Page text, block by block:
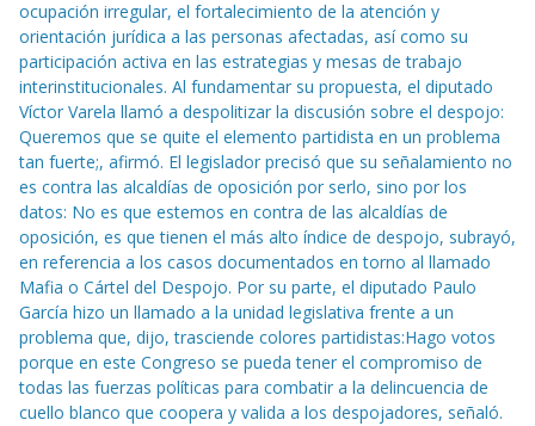
ocupación irregular, el fortalecimiento de la atención y
orientación jurídica a las personas afectadas, así como su
participación activa en las estrategias y mesas de trabajo
interinstitucionales. Al fundamentar su propuesta, el diputado
Víctor Varela llamó a despolitizar la discusión sobre el despojo:
Queremos que se quite el elemento partidista en un problema
tan fuerte;, afirmó. El legislador precisó que su señalamiento no
es contra las alcaldías de oposición por serlo, sino por los
datos: No es que estemos en contra de las alcaldías de
oposición, es que tienen el más alto índice de despojo, subrayó,
en referencia a los casos documentados en torno al llamado
Mafia o Cártel del Despojo. Por su parte, el diputado Paulo
García hizo un llamado a la unidad legislativa frente a un
problema que, dijo, trasciende colores partidistas:Hago votos
porque en este Congreso se pueda tener el compromiso de
todas las fuerzas políticas para combatir a la delincuencia de
cuello blanco que coopera y valida a los despojadores, señaló.